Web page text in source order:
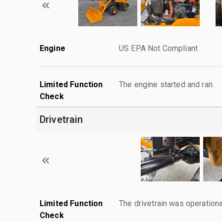
Engine US EPA Not Compliant
Limited Function
Check
The engine started and ran.
Drivetrain
Limited Function
Check
The drivetrain was